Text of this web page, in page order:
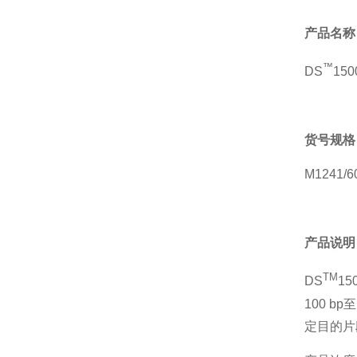
产品名称
DS™
货号规格
M1241/
产品说明
DSTM
100 bp
定目的